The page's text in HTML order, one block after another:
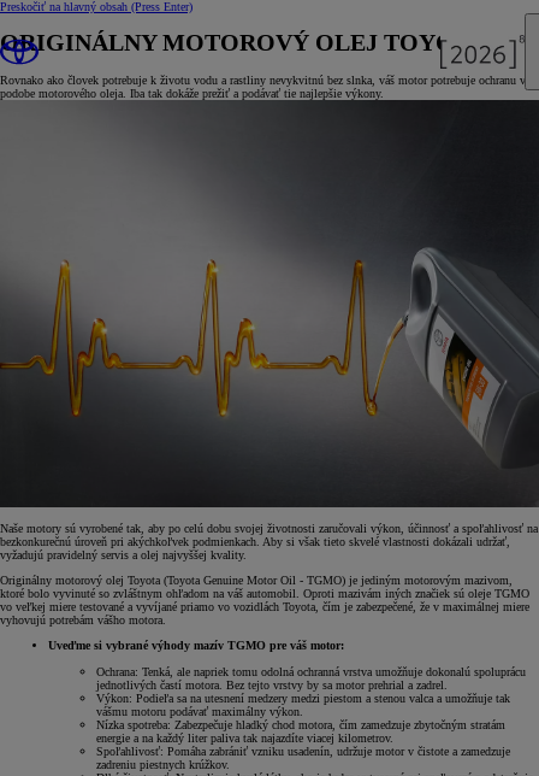
Preskočiť na hlavný obsah (Press Enter)
ORIGINÁLNY MOTOROVÝ OLEJ TOYOTA
Rovnako ako človek potrebuje k životu vodu a rastliny nevykvitnú bez slnka, váš motor potrebuje ochranu v
podobe motorového oleja. Iba tak dokáže prežiť a podávať tie najlepšie výkony.
Naše motory sú vyrobené tak, aby po celú dobu svojej životnosti zaručovali výkon, účinnosť a spoľahlivosť na
bezkonkurečnú úroveň pri akýchkoľvek podmienkach. Aby si však tieto skvelé vlastnosti dokázali udržať,
vyžadujú pravidelný servis a olej najvyššej kvality.
Originálny motorový olej Toyota (Toyota Genuine Motor Oil - TGMO) je jediným motorovým mazivom,
ktoré bolo vyvinuté so zvláštnym ohľadom na váš automobil. Oproti mazivám iných značiek sú oleje TGMO
vo veľkej miere testované a vyvíjané priamo vo vozidlách Toyota, čím je zabezpečené, že v maximálnej miere
vyhovujú potrebám vášho motora.
Uveďme si vybrané výhody mazív TGMO pre váš motor:
Ochrana: Tenká, ale napriek tomu odolná ochranná vrstva umožňuje dokonalú spoluprácu
jednotlivých častí motora. Bez tejto vrstvy by sa motor prehrial a zadrel.
Výkon: Podieľa sa na utesnení medzery medzi piestom a stenou valca a umožňuje tak
vášmu motoru podávať maximálny výkon.
Nízka spotreba: Zabezpečuje hladký chod motora, čím zamedzuje zbytočným stratám
energie a na každý liter paliva tak najazdíte viacej kilometrov.
Spoľahlivosť: Pomáha zabrániť vzniku usadenín, udržuje motor v čistote a zamedzuje
zadreniu piestnych krúžkov.